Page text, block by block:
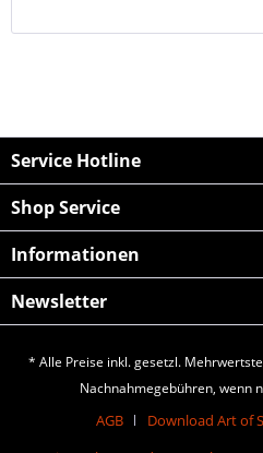
Service Hotline
Shop Service
Informationen
Newsletter
* Alle Preise inkl. gesetzl.
Nachnahmegebühren, wenn
AGB
Download Art of